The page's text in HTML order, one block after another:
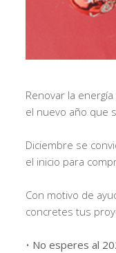
Renovar la
el nuevo año que
Diciembre se
el inicio para
Con motivo de
concretes tus
• No esperes al